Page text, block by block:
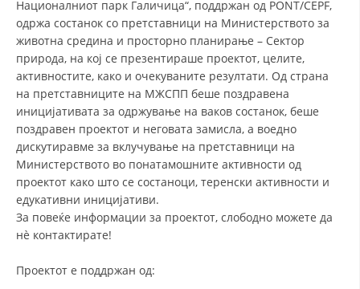
ОРГАНИЗАЦИЈА И РАЗВОЈ
РАКОВОДЕН ОДБОР
СТРУКТУРА И ОРГАНИЗАЦИОНА ПОСТАВЕНОСТ
ДИСЕМИНАЦИЈА
MЕЃУНАРОДНО ХУМАНИТАРНО ПРАВО
Националниот парк Галичица“, поддржан од PONT/CEPF,
одржа состанок со претставници на Министерството за
животна средина и просторно планирање – Сектор
природа, на кој се презентираше проектот, целите,
активностите, како и очекуваните резултати. Од страна
на претставниците на МЖСПП беше поздравена
иницијативата за одржување на ваков состанок, беше
поздравен проектот и неговата замисла, а воедно
дискутиравме за вклучување на претставници на
Министерството во понатамошните активности од
проектот како што се состаноци, теренски активности и
едукативни иницијативи.
За повеќе информации за проектот, слободно можете да
нѐ контактирате!
Проектот е поддржан од: